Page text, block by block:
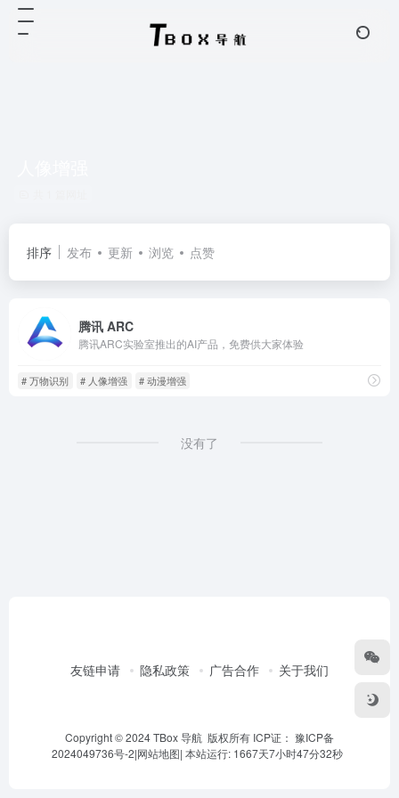
排序 发布 更新 浏览 点赞
腾讯 ARC
腾讯ARC实验室推出的AI产品，免费供大家体验
# 万物识别 # 人像增强 # 动漫增强
没有了
友链申请 隐私政策 广告合作 关于我们
Copyright © 2024 TBox 导航 版权所有 ICP证： 豫ICP备
2024049736号-2|网站地图| 本站运行: 1667天7小时47分32秒